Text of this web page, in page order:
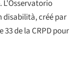
L'Osservatorio
disabilità, créé par
de la CRPD pour